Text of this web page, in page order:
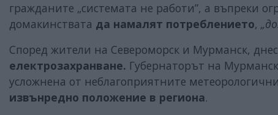
гражданите „системата не работи”, а въпреки
домакинствата да намалят потреблението,
Според жители на Североморск и Мурманск,
електрозахранване. Губернаторът на
усложнена от неблагоприятните
извънредно положение в региона.